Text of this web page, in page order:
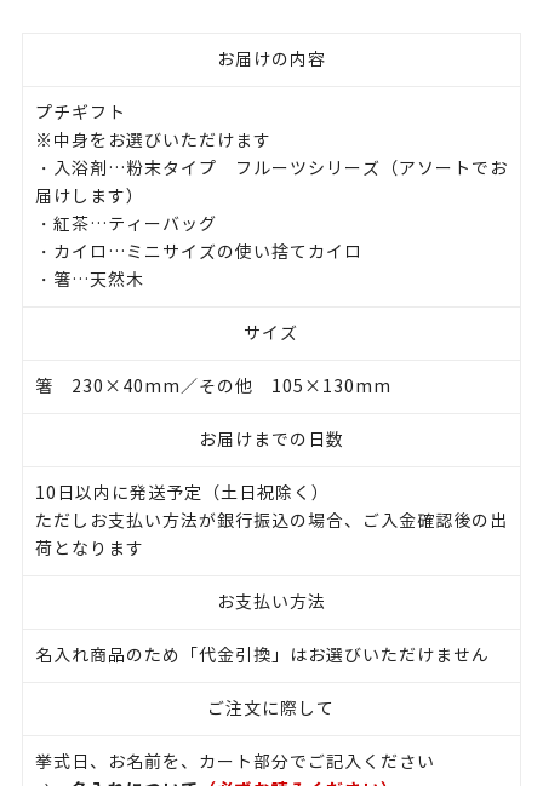
お届けの内容
プチギフト
※中身をお選びいただけます
・入浴剤…粉末タイプ フルーツシリーズ（アソートでお
届けします）
・紅茶…ティーバッグ
・カイロ…ミニサイズの使い捨てカイロ
・箸…天然木
サイズ
箸 230×40mm／その他 105×130mm
お届けまでの日数
10日以内に発送予定（土日祝除く）
ただしお支払い方法が銀行振込の場合、ご入金確認後の出
荷となります
お支払い方法
名入れ商品のため「代金引換」はお選びいただけません
ご注文に際して
挙式日、お名前を、カート部分でご記入ください